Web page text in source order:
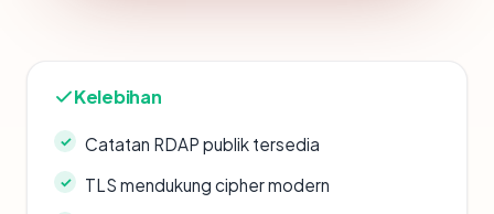
Kelebihan
Catatan RDAP publik tersedia
TLS mendukung cipher modern